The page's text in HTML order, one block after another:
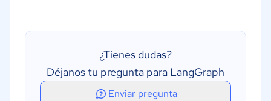
¿Tienes dudas?
Déjanos tu pregunta para LangGraph
Enviar pregunta